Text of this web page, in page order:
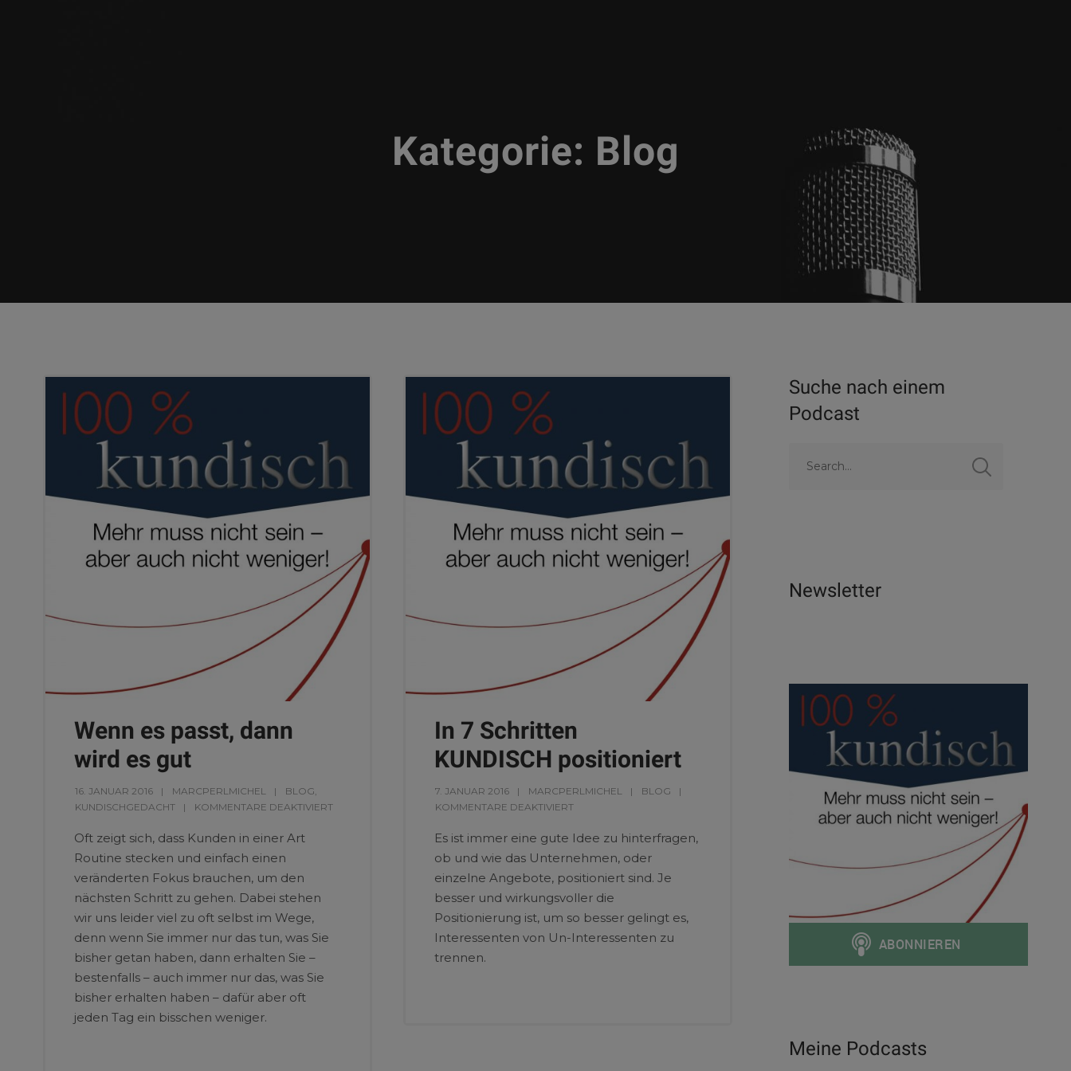
Kategorie: Blog
Wenn es passt, dann
wird es gut
16. JANUAR 2016 MARCPERLMICHEL BLOG
KUNDISCHGEDACHT
KOMMENTARE DEAKTIVIERT
Oft zeigt sich, dass Kunden in einer Art
Routine stecken und einfach einen
veränderten Fokus brauchen, um den
nächsten Schritt zu gehen. Dabei stehen
wir uns leider viel zu oft selbst im Wege,
denn wenn Sie immer nur das tun, was Sie
bisher getan haben, dann erhalten Sie –
bestenfalls – auch immer nur das, was Sie
bisher erhalten haben – dafür aber oft
jeden Tag ein bisschen weniger.
In 7 Schritten
KUNDISCH positioniert
7. JANUAR 2016 MARCPERLMICHEL
BLOG
KOMMENTARE DEAKTIVIERT
Es ist immer eine gute Idee zu hinterfragen,
ob und wie das Unternehmen, oder
einzelne Angebote, positioniert sind. Je
besser und wirkungsvoller die
Positionierung ist, um so besser gelingt es,
Interessenten von Un-Interessenten zu
trennen.
Suche nach einem
Podcast
Newsletter
Meine Podcasts